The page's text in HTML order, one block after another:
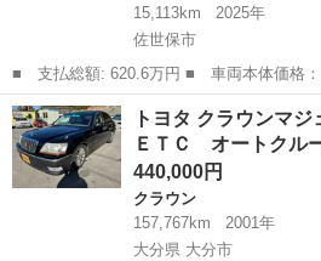
15,113km
2025年
佐世保市
■ 支払総額: 620.6万円 ■ 車両本体価格： 6,100,000 円 ■ メーカ
ー名： トヨタ ■ 車種名： クラウンエ
名： Ｚ 革シート ４ＷＤ フルセグ メ
ラ 衝突被害...
長崎 佐世保市 クラウン
トヨタ クラウンマ
ＥＴＣ オートクル
440,000円
クラウン
157,767km
2001年
大分県 大分市